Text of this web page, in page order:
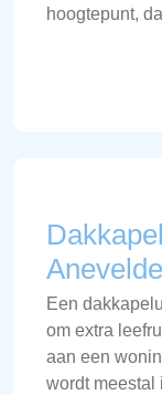
hoogtepunt,
Anevelde
Een
om extra
aan een
wordt meestal